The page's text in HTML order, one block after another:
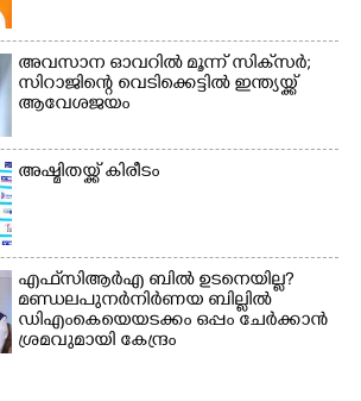
അവസാന ഓവറിൽ മൂന്ന് സിക്‌സർ;
സിറാജിന്റെ വെടിക്കെട്ടിൽ ഇന്ത്യയ്ക്ക്
ആവേശജയം
അഷ്മിതയ്ക്ക് കിരീടം
എഫ്‌സിആർഎ ബിൽ ഉടനെയില്ല?
മണ്ഡലപുനർനിർണയ ബില്ലിൽ
ഡിഎംകെയെയടക്കം ഒപ്പം ചേർക്കാൻ
ശ്രമവുമായി കേന്ദ്രം